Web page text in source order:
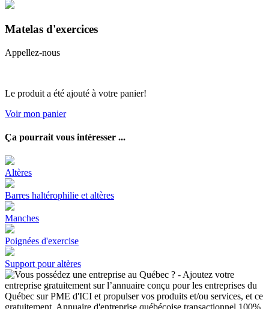
Matelas d'exercices
Appellez-nous
Le produit a été ajouté à votre panier!
Voir mon panier
Ça pourrait vous intéresser ...
Altères
Barres haltérophilie et altères
Manches
Poignées d'exercise
Support pour altères